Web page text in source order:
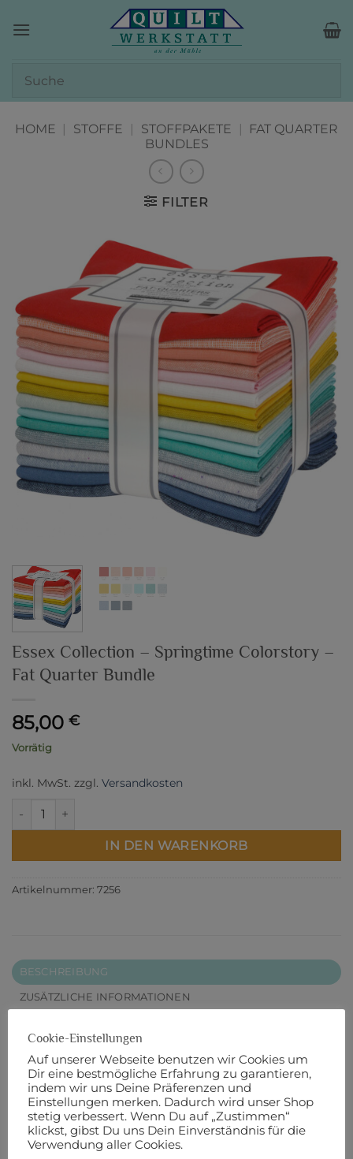
Inhalt
HOME | STOFFE | STOFFPAKETE |
FAT QUARTER
BUNDLES
FILTER
Essex Collection – Springtime Colorstory –
Fat Quarter Bundle
85,00 €
Vorrätig
inkl. MwSt. zzgl. Versandkosten
Essex Collection - Springtime Colorstory - Fat Quarter
IN DEN WARENKORB
Artikelnummer: 7256
BESCHREIBUNG
ZUSÄTZLICHE INFORMATIONEN
Dieses Bundle beinhaltet 16 Fat Quarter à 18“ x 22“.
Ein Fat Quarter Bundle beinhaltet alle Stoffe einer
Kollektion.
Mix aus Baumwolle und Leinen
Cookie-Einstellungen
Auf unserer Webseite benutzen wir Cookies um
Dir eine bestmögliche Erfahrung zu garantieren,
indem wir uns Deine Präferenzen und
Einstellungen merken. Dadurch wird unser Shop
stetig verbessert. Wenn Du auf „Zustimmen“
klickst, gibst Du uns Dein Einverständnis für die
Verwendung aller Cookies.